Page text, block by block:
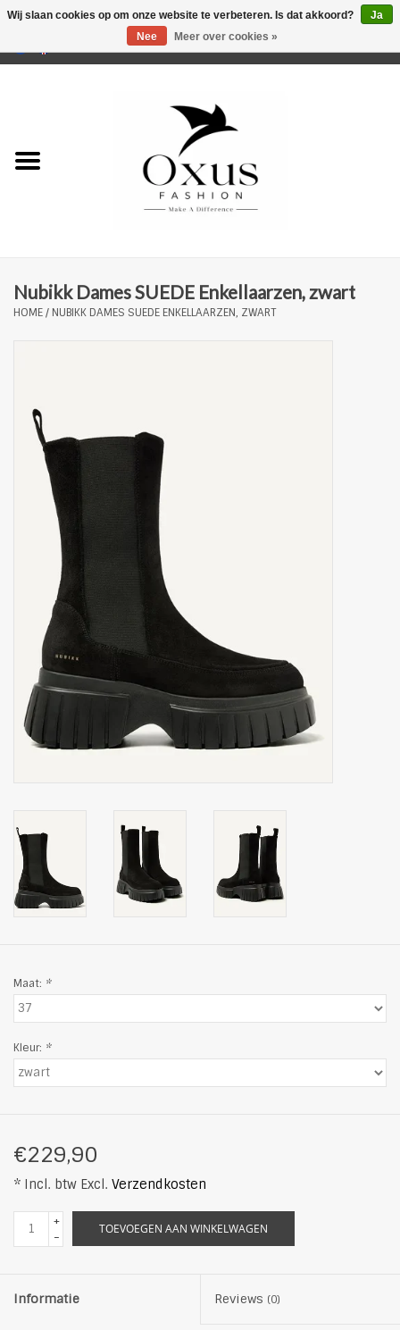
Merken
Nubikk Dames SUEDE Enkellaarzen, zwart
HOME/ NUBIKK DAMES SUEDE ENKELLAARZEN, ZWART
Maat: *
Kleur: *
€229,90
* Incl. btw Excl. Verzendkosten
+
-
TOEVOEGEN AAN WINKELWAGEN
Informatie Reviews (0)
Wij slaan cookies op om onze website te verbeteren. Is dat akkoord?
Ja
Nee
Meer over cookies »